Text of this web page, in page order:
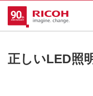
正しいLED照